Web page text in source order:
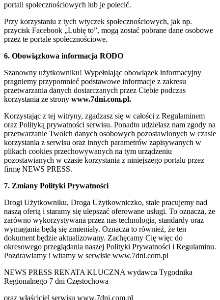
portali społecznościowych lub je polecić.
Przy korzystaniu z tych wtyczek społecznościowych, jak np.
przycisk Facebook „Lubię to”, mogą zostać pobrane dane osobowe
przez te portale społecznościowe.
6. Obowiązkowa informacja RODO
Szanowny użytkowniku! Wypełniając obowiązek informacyjny
pragniemy przypomnieć podstawowe informacje z zakresu
przetwarzania danych dostarczanych przez Ciebie podczas
korzystania ze strony www.7dni.com.pl.
Korzystając z tej witryny, zgadzasz się w całości z Regulaminem
oraz Polityką prywatności serwisu. Ponadto udzielasz nam zgody na
przetwarzanie Twoich danych osobowych pozostawionych w czasie
korzystania z serwisu oraz innych parametrów zapisywanych w
plikach cookies przechowywanych na tym urządzeniu
pozostawianych w czasie korzystania z niniejszego portalu przez
firmę NEWS PRESS.
7. Zmiany Polityki Prywatności
Drogi Użytkowniku, Droga Użytkowniczko, stale pracujemy nad
naszą ofertą i staramy się ulepszać oferowane usługi. To oznacza, że
zarówno wykorzystywana przez nas technologia, standardy oraz
wymagania będą się zmieniały. Oznacza to również, że ten
dokument będzie aktualizowany. Zachęcamy Cię więc do
okresowego przeglądania naszej Polityki Prywatności i Regulaminu.
Pozdrawiamy i witamy w serwisie www.7dni.com.pl
NEWS PRESS RENATA KLUCZNA wydawca Tygodnika
Regionalnego 7 dni Częstochowa
oraz właściciel serwisu www.7dni.com.pl